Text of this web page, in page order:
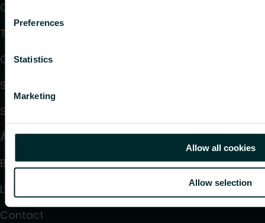
Preferences
Statistics
Marketing
Allow all cookies
Allow selection
Calculateurs
Téléchargements
Connaissances
Support
Solutions
À propos de nous
Blog
Liste de partenaires
Contact